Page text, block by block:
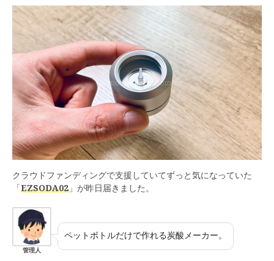
クラウドファンディングで支援していてずっと気になっていた
「 EZSODA02 」が昨日届きました。
管理人
ペットボトルだけで作れる炭酸メーカー。